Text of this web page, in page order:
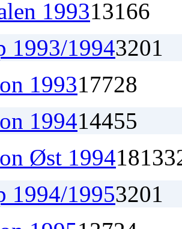
199313166
1993/19943201
199317728
199414455
Øst 199418133
1994/19953201